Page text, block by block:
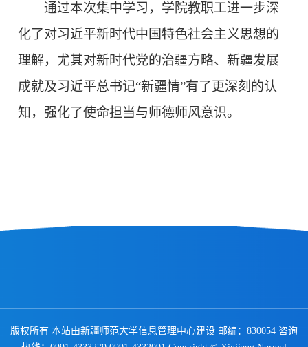
通过本次集中学习，学院教职工进一步深
化了对习近平新时代中国特色社会主义思想的
理解，尤其对新时代党的治疆方略、新疆发展
成就及习近平总书记“新疆情”有了更深刻的认
知，强化了使命担当与师德师风意识。
版权所有 本站由新疆师范大学信息管理中心建设 邮编：830054 咨询